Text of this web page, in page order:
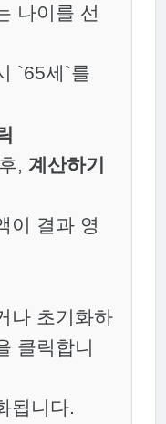
나이를 선
`65세`를
, 계산하기
이 결과 영
나 초기화하
클릭합니
됩니다.